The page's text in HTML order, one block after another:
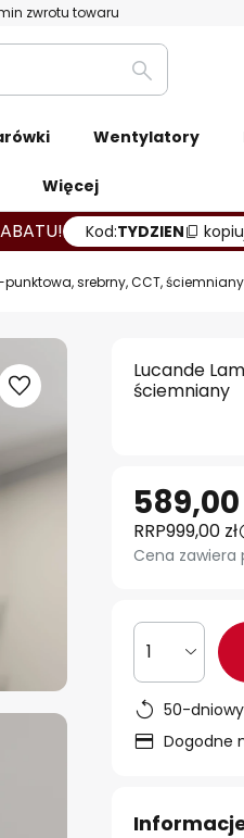
zwrotu towaru
Szukaj
Wentylatory
Więcej
Kod:TYDZIEN
srebrny, CCT, ściemniany
Lucande
ściemniany
589,00
RRP999,00 zł
Cena zawiera
1
50-
Dogodne